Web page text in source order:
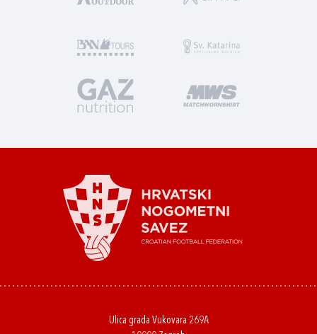
Ulica grada Vukovara 269A